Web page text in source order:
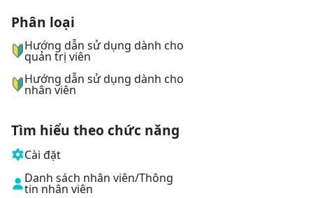
ナビゲーションメニュー
Phân loại
Hướng dẫn sử dụng dành cho
quản trị viên
Hướng dẫn sử dụng dành cho
nhân viên
Tìm hiểu theo chức năng
Cài đặt
Danh sách nhân viên/Thông
tin nhân viên